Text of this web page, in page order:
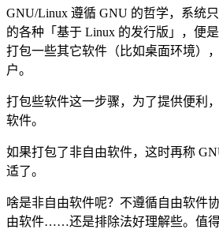
GNU/Linux 遵循 GNU 的哲学，系统
的各种「基于 Linux 的发行版」，便
打包一些其它软件（比如桌面环境）
户。
打包些软件这一步骤，为了提供便利
软件。
如果打包了非自由软件，这时再称
适了。
啥是非自由软件呢？不遵循自由软件
由软件……还是排除法好理解些。值